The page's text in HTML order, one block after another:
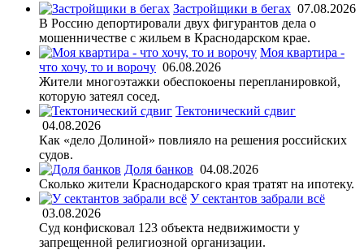
Застройщики в бегах 07.08.2026
В Россию депортировали двух фигурантов дела о
мошенничестве с жильем в Краснодарском крае.
Моя квартира -
что хочу, то и ворочу 06.08.2026
Жители многоэтажки обеспокоены перепланировкой,
которую затеял сосед.
Тектонический сдвиг
04.08.2026
Как «дело Долиной» повлияло на решения российских
судов.
Доля банков 04.08.2026
Сколько жители Краснодарского края тратят на ипотеку.
У сектантов забрали всё
03.08.2026
Суд конфисковал 123 объекта недвижимости у
запрещенной религиозной организации.